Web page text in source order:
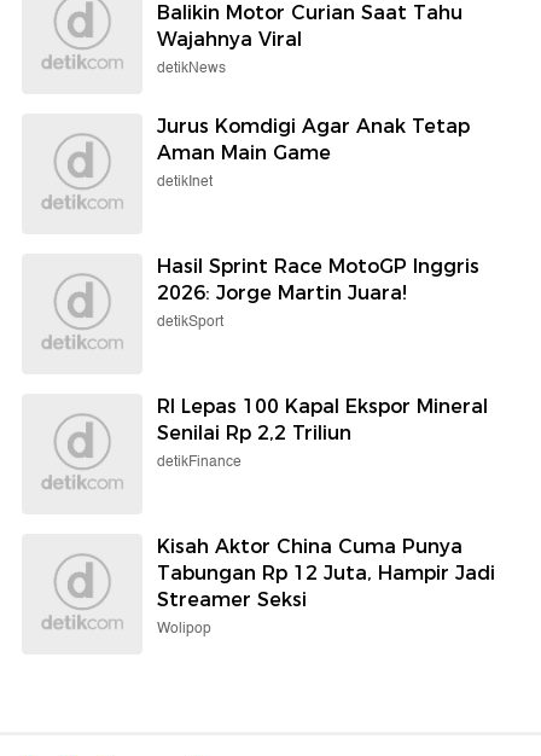
Balikin Motor Curian Saat Tahu
Wajahnya Viral
detikNews
Jurus Komdigi Agar Anak Tetap
Aman Main Game
detikInet
Hasil Sprint Race MotoGP Inggris
2026: Jorge Martin Juara!
detikSport
RI Lepas 100 Kapal Ekspor Mineral
Senilai Rp 2,2 Triliun
detikFinance
Kisah Aktor China Cuma Punya
Tabungan Rp 12 Juta, Hampir Jadi
Streamer Seksi
Wolipop